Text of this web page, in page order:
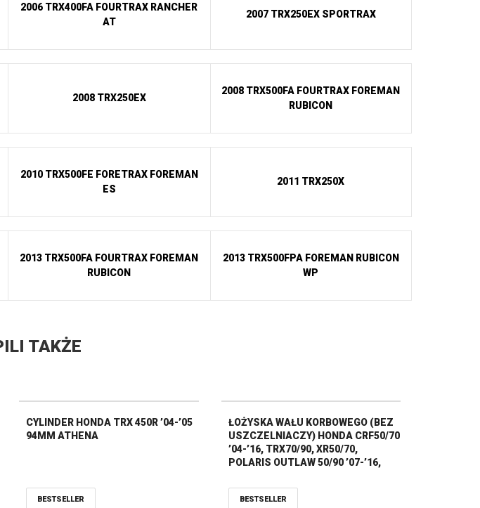
2006 TRX400FA FOURTRAX RANCHER
AT
2007 TRX250EX SPORTRAX
2008 TRX250EX
2008 TRX500FA FOURTRAX FOREMAN
RUBICON
2010 TRX500FE FORETRAX FOREMAN
ES
2011 TRX250X
2013 TRX500FA FOURTRAX FOREMAN
RUBICON
2013 TRX500FPA FOREMAN RUBICON
WP
TAKŻE
CYLINDER HONDA TRX 450R ’04-’05
94MM ATHENA
BESTSELLER
ŁOŻYSKA WAŁU KORBOWEGO (BEZ
USZCZELNIACZY) HONDA CRF50/70
’04-’16, TRX70/90, XR50/70,
POLARIS OUTLAW 50/90 ’07-’16,
BESTSELLER